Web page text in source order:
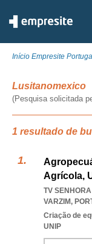
Início Empresite
Lusitanomexico
(Pesquisa solicitada
1 resultado de
Agrícola,
TV
VARZIM,
Criação de
UNIP